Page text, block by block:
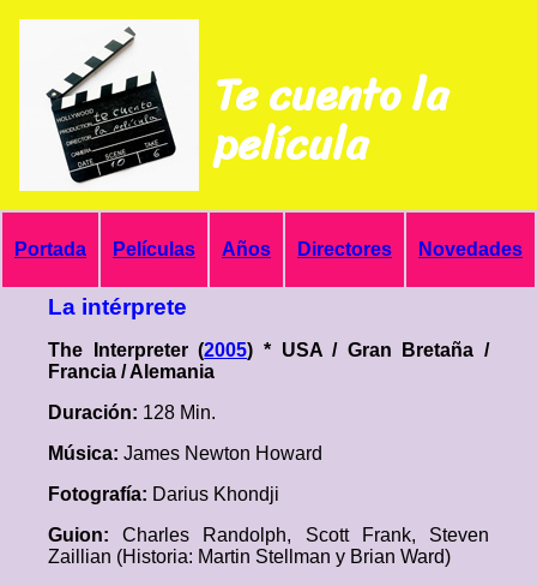
Te cuento la
película
Portada Películas Años Directores Novedades
La intérprete
The Interpreter (2005) * USA / Gran Bretaña /
Francia / Alemania
Duración: 128 Min.
Música: James Newton Howard
Fotografía: Darius Khondji
Guion:Charles Randolph, Scott Frank, Steven
Zaillian (Historia: Martin Stellman y Brian Ward)